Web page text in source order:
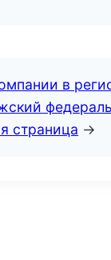
в
страница →